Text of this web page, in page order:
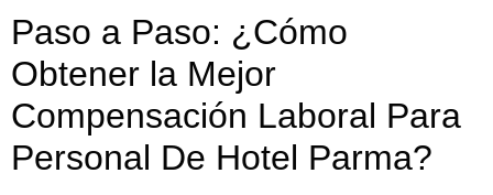
Paso a Paso: ¿Cómo
Obtener la Mejor
Compensación Laboral Para
Personal De Hotel Parma?